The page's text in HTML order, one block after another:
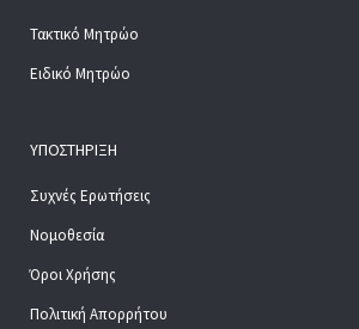
Τακτικό Μητρώο
Ειδικό Μητρώο
ΥΠΟΣΤΉΡΙΞΗ
Συχνές Ερωτήσεις
Νομοθεσία
Όροι Χρήσης
Πολιτική Απορρήτου